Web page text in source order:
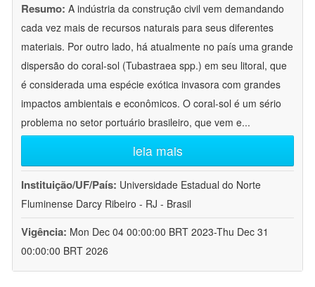
Resumo: A indústria da construção civil vem demandando
cada vez mais de recursos naturais para seus diferentes
materiais. Por outro lado, há atualmente no país uma grande
dispersão do coral-sol (Tubastraea spp.) em seu litoral, que
é considerada uma espécie exótica invasora com grandes
impactos ambientais e econômicos. O coral-sol é um sério
problema no setor portuário brasileiro, que vem e...
leia mais
Instituição/UF/País: Universidade Estadual do Norte
Fluminense Darcy Ribeiro - RJ - Brasil
Vigência: Mon Dec 04 00:00:00 BRT 2023-Thu Dec 31
00:00:00 BRT 2026